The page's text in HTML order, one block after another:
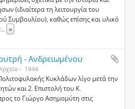
(ιδιαίτερα τη λειτουργία του
Συμβουλίου), καθώς επίσης και υλικό
... »
- Ανδρειωμένου
1944
Κυκλάδων λίγο μετά την
και 2. Επιστολή του Κ.
το Γιώργο Ασημομύτη στις